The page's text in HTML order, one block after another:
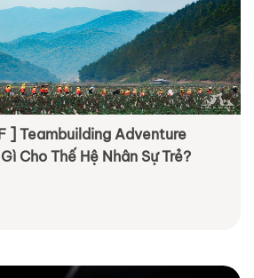
Cho Thế Hệ Nhân Sự Trẻ?